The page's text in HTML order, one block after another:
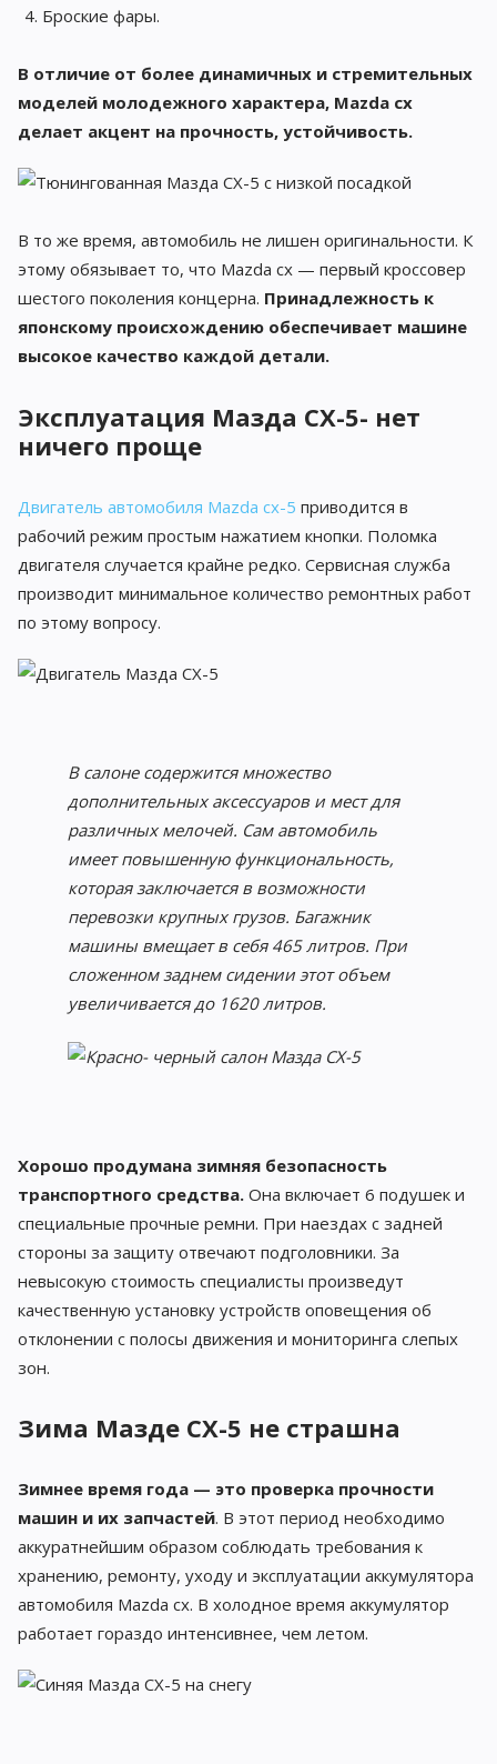
Броские фары.
В отличие от более динамичных и стремительных
моделей молодежного характера, Mazda cx
делает акцент на прочность, устойчивость.
В то же время, автомобиль не лишен оригинальности. К
этому обязывает то, что Mazda cx — первый кроссовер
шестого поколения концерна. Принадлежность к
японскому происхождению обеспечивает машине
высокое качество каждой детали.
Эксплуатация Мазда CX-5- нет
ничего проще
Двигатель автомобиля Mazda cx-5 приводится в
рабочий режим простым нажатием кнопки. Поломка
двигателя случается крайне редко. Сервисная служба
производит минимальное количество ремонтных работ
по этому вопросу.
В салоне содержится множество
дополнительных аксессуаров и мест для
различных мелочей. Сам автомобиль
имеет повышенную функциональность,
которая заключается в возможности
перевозки крупных грузов. Багажник
машины вмещает в себя 465 литров. При
сложенном заднем сидении этот объем
увеличивается до 1620 литров.
Хорошо продумана зимняя безопасность
транспортного средства.Она включает 6 подушек и
специальные прочные ремни. При наездах с задней
стороны за защиту отвечают подголовники. За
невысокую стоимость специалисты произведут
качественную установку устройств оповещения об
отклонении с полосы движения и мониторинга слепых
зон.
Зима Мазде CX-5 не страшна
Зимнее время года — это проверка прочности
машин и их запчастей. В этот период необходимо
аккуратнейшим образом соблюдать требования к
хранению, ремонту, уходу и эксплуатации аккумулятора
автомобиля Mazda cx. В холодное время аккумулятор
работает гораздо интенсивнее, чем летом.